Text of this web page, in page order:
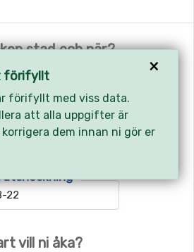
stad och när?
utcheckning
vill ni åka?
×
förifyllt
förifyllt med viss data.
att alla uppgifter är
dem innan ni gör er